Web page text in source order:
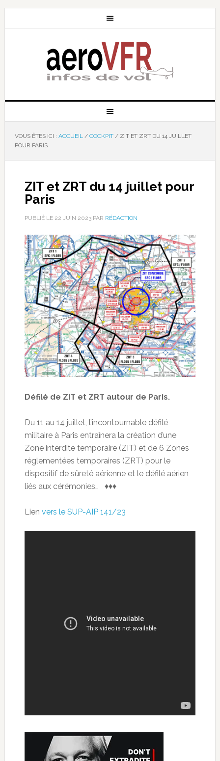
VOUS ÊTES ICI : ACCUEIL / COCKPIT /ZIT ET ZRT DU 14 JUILLET
POUR PARIS
ZIT et ZRT du 14 juillet pour
Paris
PUBLIÉ LE 22 JUIN 2023PAR RÉDACTION
Défilé de ZIT et ZRT autour de Paris.
Du 11 au 14 juillet, l’incontournable défilé
militaire à Paris entraînera la création d’une
Zone interdite temporaire (ZIT) et de 6 Zones
réglementées temporaires (ZRT) pour le
dispositif de sûreté aérienne et le défilé aérien
liés aux cérémonies… ♦♦♦
Lien vers le SUP-AIP 141/23